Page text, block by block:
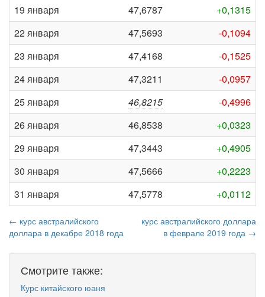
19 января
47,6787
+0,1315
22 января
47,5693
-0,1094
23 января
47,4168
-0,1525
24 января
47,3211
-0,0957
25 января
46,8215
-0,4996
26 января
46,8538
+0,0323
29 января
47,3443
+0,4905
30 января
47,5666
+0,2223
31 января
47,5778 +0,0112
← курс австралийского
доллара в декабре 2018 года
курс австралийского доллара
в феврале 2019 года →
Смотрите также:
Курс китайского юаня